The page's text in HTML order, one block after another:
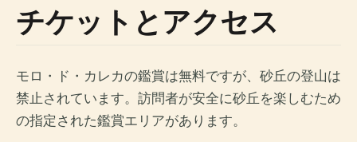
チケットとアクセス
モロ・ド・カレカの鑑賞は無料ですが、砂丘の登山は
禁止されています。訪問者が安全に砂丘を楽しむため
の指定された鑑賞エリアがあります。